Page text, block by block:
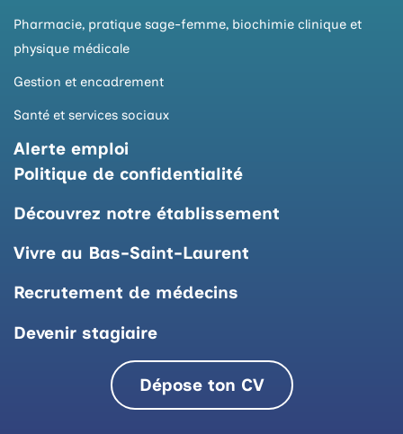
Pharmacie, pratique sage-femme, biochimie clinique et
physique médicale
Gestion et encadrement
Santé et services sociaux
Alerte emploi
Politique de confidentialité
Découvrez notre établissement
Vivre au Bas-Saint-Laurent
Recrutement de médecins
Devenir stagiaire
Dépose ton CV